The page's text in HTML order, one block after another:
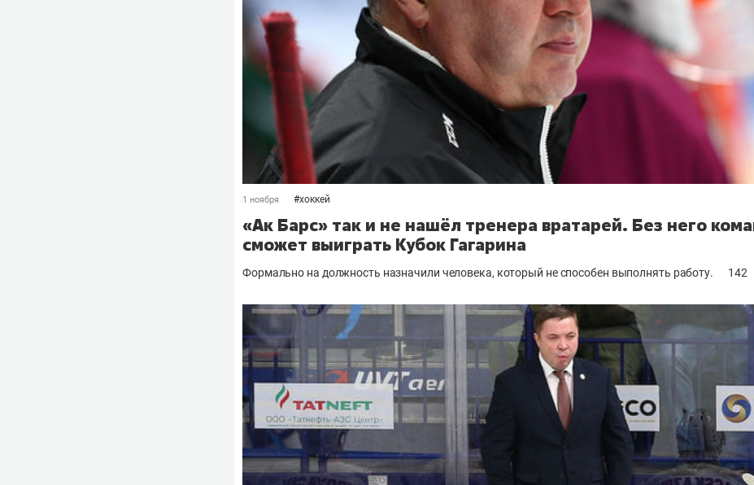
1 ноября #хоккей
«Ак Барс» так и не нашёл тренера вратарей. Без него
сможет выиграть Кубок Гагарина
Формально на должность назначили человека, который не способен выполнять работу. 142